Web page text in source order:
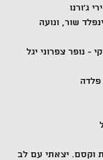
ג'ורנו
שור, ונועה
- נופר צפרוני יגל
פלדה
וקסם. יצאתי עם לב